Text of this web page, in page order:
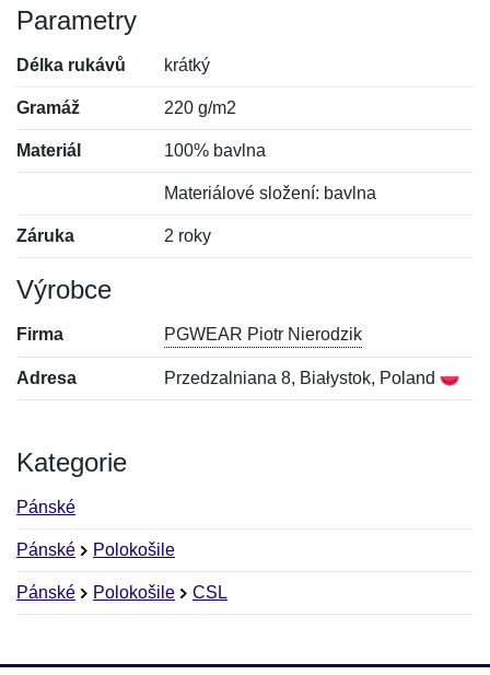
Parametry
Délka rukávů krátký
Gramáž 220 g/m2
Materiál 100% bavlna
Materiálové složení: bavlna
Záruka 2 roky
Výrobce
Firma PGWEAR Piotr Nierodzik
Adresa Przedzalniana 8, Białystok, Poland
Kategorie
Pánské
Pánské Polokošile
Pánské Polokošile CSL